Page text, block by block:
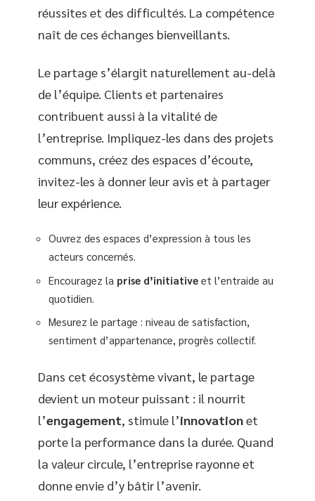
réussites et des difficultés. La compétence
naît de ces échanges bienveillants.
Le partage s’élargit naturellement au-delà
de l’équipe. Clients et partenaires
contribuent aussi à la vitalité de
l’entreprise. Impliquez-les dans des projets
communs, créez des espaces d’écoute,
invitez-les à donner leur avis et à partager
leur expérience.
Ouvrez des espaces d’expression à tous les
acteurs concernés.
Encouragez la prise d’initiative et l’entraide au
quotidien.
Mesurez le partage : niveau de satisfaction,
sentiment d’appartenance, progrès collectif.
Dans cet écosystème vivant, le partage
devient un moteur puissant : il nourrit
l’engagement, stimule l’innovationet
porte la performance dans la durée. Quand
la valeur circule, l’entreprise rayonne et
donne envie d’y bâtir l’avenir.